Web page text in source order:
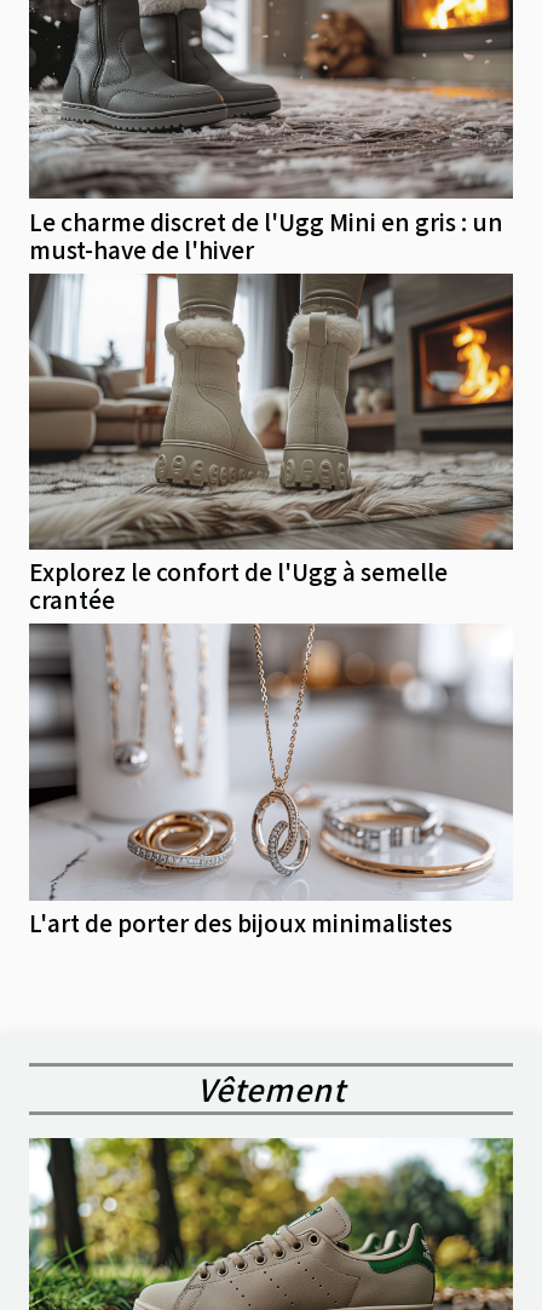
Le charme discret de l'Ugg Mini en gris : un
must-have de l'hiver
Explorez le confort de l'Ugg à semelle
crantée
L'art de porter des bijoux minimalistes
Vêtement